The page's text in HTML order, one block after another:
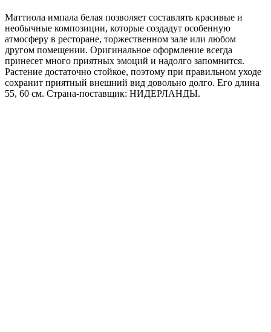
Маттиола импала белая позволяет составлять красивые и
необычные композиции, которые создадут особенную
атмосферу в ресторане, торжественном зале или любом
другом помещении. Оригинальное оформление всегда
принесет много приятных эмоций и надолго запомнится.
Растение достаточно стойкое, поэтому при правильном уходе
сохранит приятный внешний вид довольно долго. Его длина
55, 60 см. Страна-поставщик: НИДЕРЛАНДЫ.